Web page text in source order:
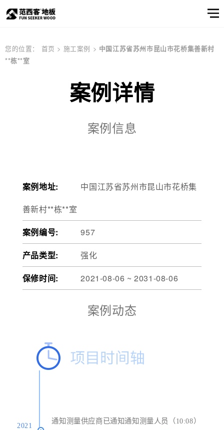
产品选样
服务
窗口
关于
我们
产品选样
范西客风采
关于我们
公司简介
邮件联系我们
您的位置： 首页 > 施工案例 > 中国江苏省苏州市昆山市花桥集善新村
**栋**室
案例详情
案例信息
案例地址:
中国江苏省苏州市昆山市花桥集
善新村**栋**室
案例编号:
957
产品类型:
强化
保修时间:
2021-08-06 ~ 2031-08-06
案例动态
2021
通知测量供应商已通知通知测量人员（10:08）